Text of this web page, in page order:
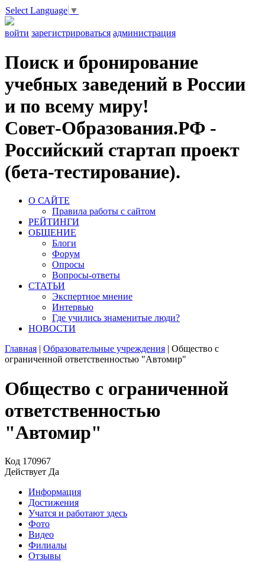
Select Language ▼
войти зарегистрироваться администрация
Поиск и бронирование
учебных заведений в России
и по всему миру!
Совет-Образования.РФ -
Российский стартап проект
(бета-тестирование).
О САЙТЕ
Правила работы с сайтом
РЕЙТИНГИ
ОБЩЕНИЕ
Блоги
Форум
Опросы
Вопросы-ответы
СТАТЬИ
Экспертное мнение
Интервью
Где учились знаменитые люди?
НОВОСТИ
Главная | Образовательные учреждения | Общество с
ограниченной ответственностью "Автомир"
Общество с ограниченной
ответственностью
"Автомир"
Код 170967
Действует Да
Информация
Достижения
Учатся и работают здесь
Фото
Видео
Филиалы
Отзывы